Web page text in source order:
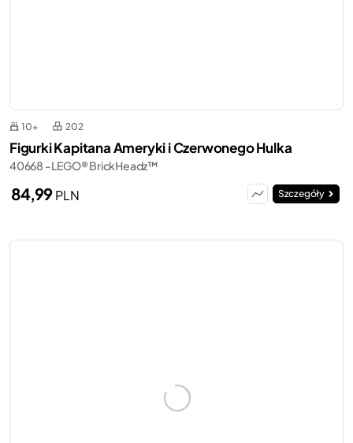
10+ 202
Figurki Kapitana Ameryki i Czerwonego Hulka
40668 - LEGO® BrickHeadz™
84,99PLN Szczegóły